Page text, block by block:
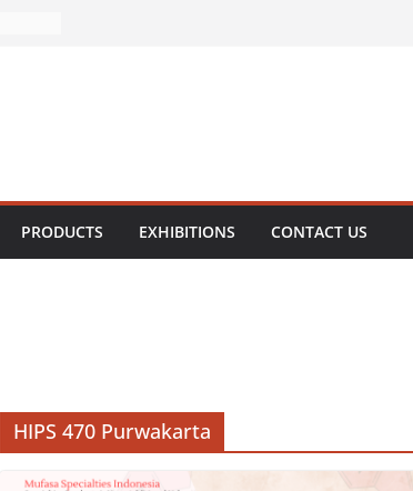
PRODUCTS EXHIBITIONS CONTACT US
HIPS 470 Purwakarta